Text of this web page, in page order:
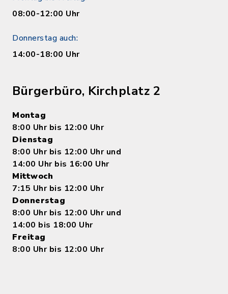
08:00-12:00 Uhr
Donnerstag auch:
14:00-18:00 Uhr
Bürgerbüro, Kirchplatz 2
Montag
8:00 Uhr bis 12:00 Uhr
Dienstag
8:00 Uhr bis 12:00 Uhr und
14:00 Uhr bis 16:00 Uhr
Mittwoch
7:15 Uhr bis 12:00 Uhr
Donnerstag
8:00 Uhr bis 12:00 Uhr und
14:00 bis 18:00 Uhr
Freitag
8:00 Uhr bis 12:00 Uhr